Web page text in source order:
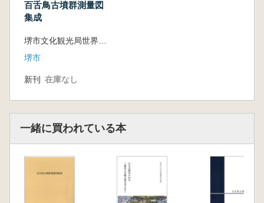
・仁賢天皇陵古墳
・津堂城山古墳
・仲哀天皇陵古墳
・応神天皇陵古墳1/2
・応神天皇陵古墳2/2
・白鳥陵古墳
・仲姫命陵古墳
百舌鳥古墳群測量図
集成
堺市文化観光局世界文化遺産推進室 編
堺市
新刊 在庫なし
一緒に買われている本